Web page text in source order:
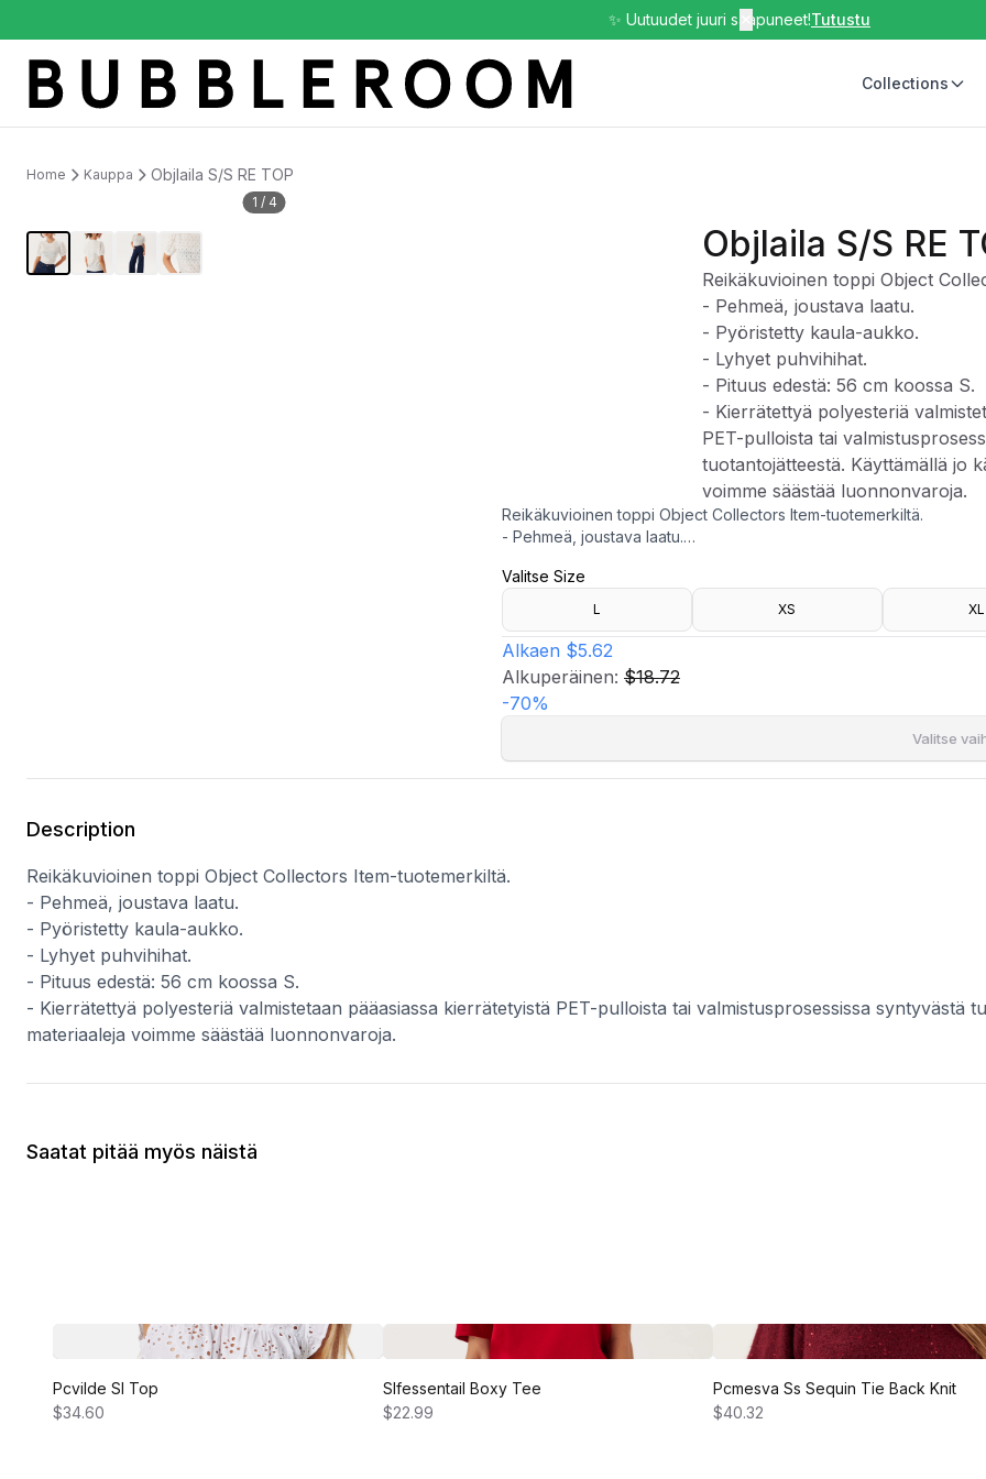
✨ Uutuudet juuri saapuneet!Tutustu
Collections
Home Kauppa Objlaila S/S RE TOP
1 / 4
Objlaila S/S RE
Reikäkuvioinen toppi Object
- Pehmeä, joustava laatu.
- Pyöristetty kaula-aukko.
- Lyhyet puhvihihat.
- Pituus edestä: 56 cm koossa S.
- Kierrätettyä polyesteriä
PET-pulloista tai
tuotantojätteestä. Käyttämällä jo
voimme säästää luonnonvaroja.
Reikäkuvioinen toppi Object Collectors Item-tuotemerkiltä.
- Pehmeä, joustava laatu.
- Lyhyet puhvihihat.
- Pituus edestä: 56 cm koossa S.
- Kierrätettyä polyesteriä valmistetaan pääasiassa kierrätetyistä
Käyttämällä jo käytössä olevia materiaaleja voimme säästää
Valitse Size
L XS XL
Alkaen $5.62
Alkuperäinen: $18.72
-70%
Valitse
Description
Reikäkuvioinen toppi Object Collectors Item-tuotemerkiltä.
- Pehmeä, joustava laatu.
- Pyöristetty kaula-aukko.
- Lyhyet puhvihihat.
- Pituus edestä: 56 cm koossa S.
- Kierrätettyä polyesteriä valmistetaan pääasiassa kierrätetyistä PET-pulloista tai valmistusprosessissa syntyvästä
materiaaleja voimme säästää luonnonvaroja.
Saatat pitää myös näistä
Pcvilde Sl Top
$34.60
Slfessentail Boxy Tee
$22.99
Pcmesva Ss Sequin Tie Back Knit
$40.32